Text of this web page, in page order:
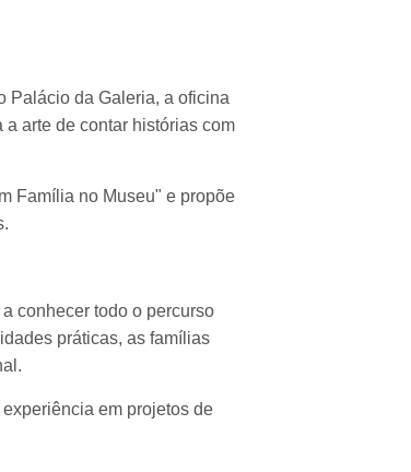
Palácio da Galeria, a oficina
arte de contar histórias com
Família no Museu" e propõe
conhecer todo o percurso
práticas, as famílias
em projetos de